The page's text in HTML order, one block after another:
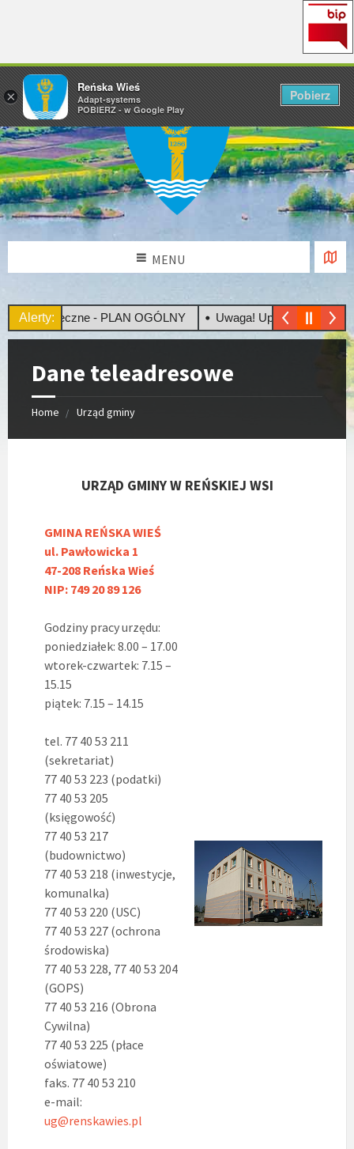
×
Reńska Wieś
Adapt-systems
POBIERZ - w Google Play
Pobierz
MENU
Alerty:
Społeczne - PLAN OGÓLNY Uwaga! Upały
Dane teleadresowe
Home Urząd gminy
URZĄD GMINY W REŃSKIEJ WSI
GMINA REŃSKA WIEŚ
ul. Pawłowicka 1
47-208 Reńska Wieś
NIP: 749 20 89 126
Godziny pracy urzędu:
poniedziałek: 8.00 – 17.00
wtorek-czwartek: 7.15 –
15.15
piątek: 7.15 – 14.15
tel. 77 40 53 211
(sekretariat)
77 40 53 223 (podatki)
77 40 53 205
(księgowość)
77 40 53 217
(budownictwo)
77 40 53 218 (inwestycje,
komunalka)
77 40 53 220 (USC)
77 40 53 227 (ochrona
środowiska)
77 40 53 228, 77 40 53 204
(GOPS)
77 40 53 216 (Obrona
Cywilna)
77 40 53 225 (płace
oświatowe)
faks. 77 40 53 210
e-mail:
ug@renskawies.pl